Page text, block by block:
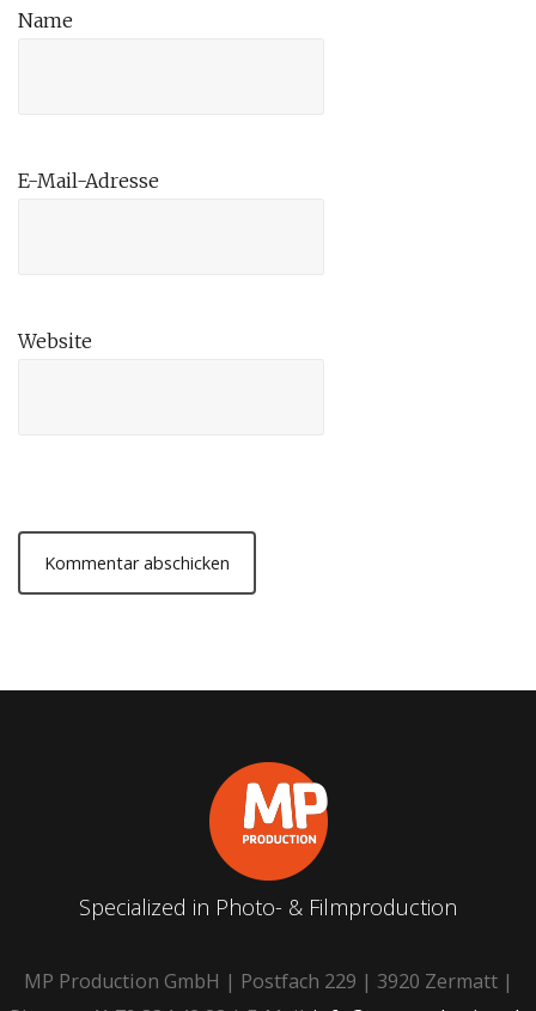
Name
E-Mail-Adresse
Website
Specialized in Photo- & Filmproduction
MP Production GmbH | Postfach 229 | 3920 Zermatt |